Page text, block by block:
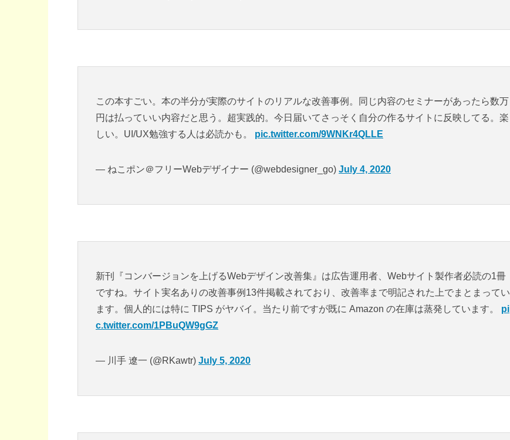
この本すごい。本の半分が実際のサイトのリアルな改善事例。同じ内容のセミナーがあったら数万
円は払っていい内容だと思う。超実践的。今日届いてさっそく自分の作るサイトに反映してる。楽
しい。UI/UX勉強する人は必読かも。 pic.twitter.com/9WNKr4QLLE
— ねこポン＠フリーWebデザイナー (@webdesigner_go) July 4, 2020
新刊『コンバージョンを上げるWebデザイン改善集』は広告運用者、Webサイト製作者必読の1冊
ですね。サイト実名ありの改善事例13件掲載されており、改善率まで明記された上でまとまってい
ます。個人的には特に TIPS がヤバイ。当たり前ですが既に Amazon の在庫は蒸発しています。 pi
c.twitter.com/1PBuQW9gGZ
— 川手 遼一 (@RKawtr) July 5, 2020